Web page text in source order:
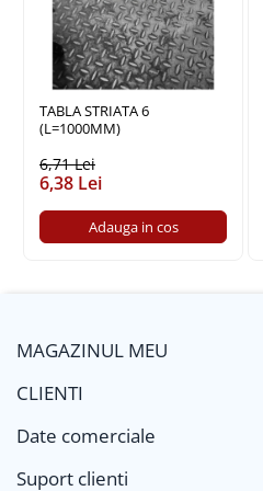
Policarbonat
Trepte și grătare zincate
TABLA STRIATA 6
(L=1000MM)
6,71 Lei
6,38 Lei
Adauga in cos
MAGAZINUL MEU
CLIENTI
Date comerciale
Suport clienti